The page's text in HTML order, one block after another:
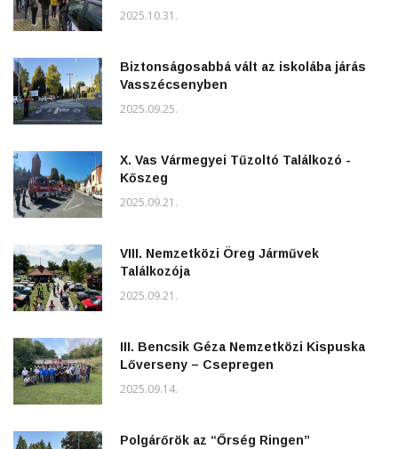
2025.10.31.
Biztonságosabbá vált az iskolába járás
Vasszécsenyben
2025.09.25.
X. Vas Vármegyei Tűzoltó Találkozó -
Kőszeg
2025.09.21.
VIII. Nemzetközi Öreg Járművek
Találkozója
2025.09.21.
III. Bencsik Géza Nemzetközi Kispuska
Lőverseny – Csepregen
2025.09.14.
Polgárőrök az “Őrség Ringen”